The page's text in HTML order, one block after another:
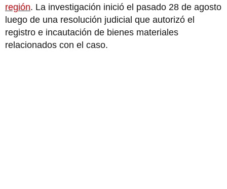
región. La investigación inició el pasado 28 de agosto
luego de una resolución judicial que autorizó el
registro e incautación de bienes materiales
relacionados con el caso.